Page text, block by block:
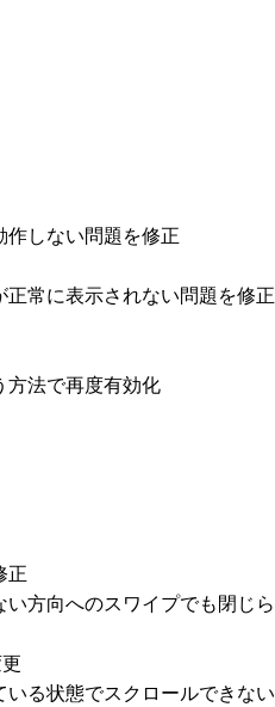
作しない問題を修正
常に表示されない問題を修正
方法で再度有効化
正
方向へのスワイプでも閉じ
る状態でスクロールできな